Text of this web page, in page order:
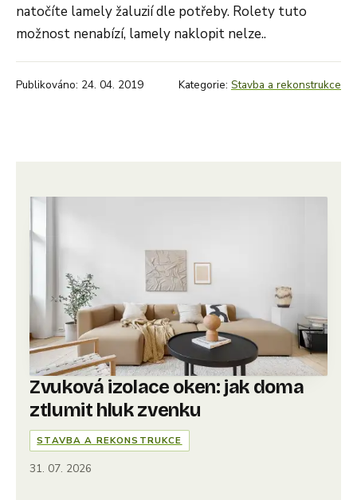
natočíte lamely žaluzií dle potřeby. Rolety tuto
možnost nenabízí, lamely naklopit nelze..
Publikováno: 24. 04. 2019 Kategorie: Stavba a rekonstrukce
Zvuková izolace oken: jak doma
ztlumit hluk zvenku
STAVBA A REKONSTRUKCE
31. 07. 2026